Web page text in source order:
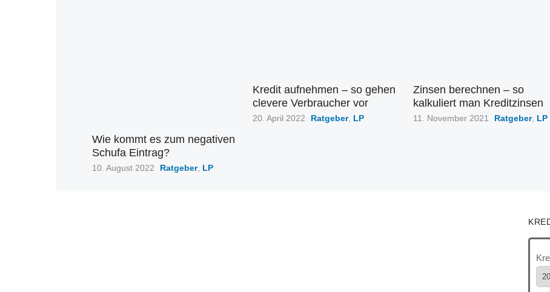
Wie kommt es zum negativen
Schufa Eintrag?
Veröffentlicht
10. August 2022 Ratgeber, LP
Kredit aufnehmen – so gehen
clevere Verbraucher vor
Veröffentlicht
20. April 2022 Ratgeber, LP
Zinsen berechnen – so
kalkuliert man Kreditzinsen
Veröffentlicht
11. November 2021 Ratgeber, LP